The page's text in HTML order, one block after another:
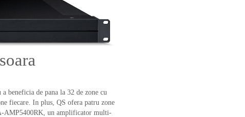
beneficia de pana la 32 de zone cu
fiecare. In plus, QS ofera patru zone
AMP5400RK, un amplificator multi-